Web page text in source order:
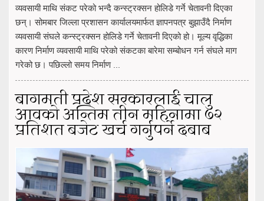
व्यवसायी माथि संकट परेको भन्दै कन्स्ट्रक्सन होलिडे गर्ने चेतावनी दिएका
छन्। सोमबार जिल्ला प्रशासन कार्यालयमार्फत ज्ञापनपत्र बुझाउँदै निर्माण
व्यवसायी संघले कन्स्ट्रक्सन होलिडे गर्ने चेतावनी दिएको हो। मूल्य वृद्धिका
कारण निर्माण व्यवसायी माथि परेको संकटका बारेमा सम्बोधन गर्न संघले माग
गरेको छ। पछिल्लो समय निर्माण ...
बागमती प्रदेश सरकारलाई चालु
आवको अन्तिम तीन महिनामा ७२
प्रतिशत बजेट खर्च गर्नुपर्ने दबाब